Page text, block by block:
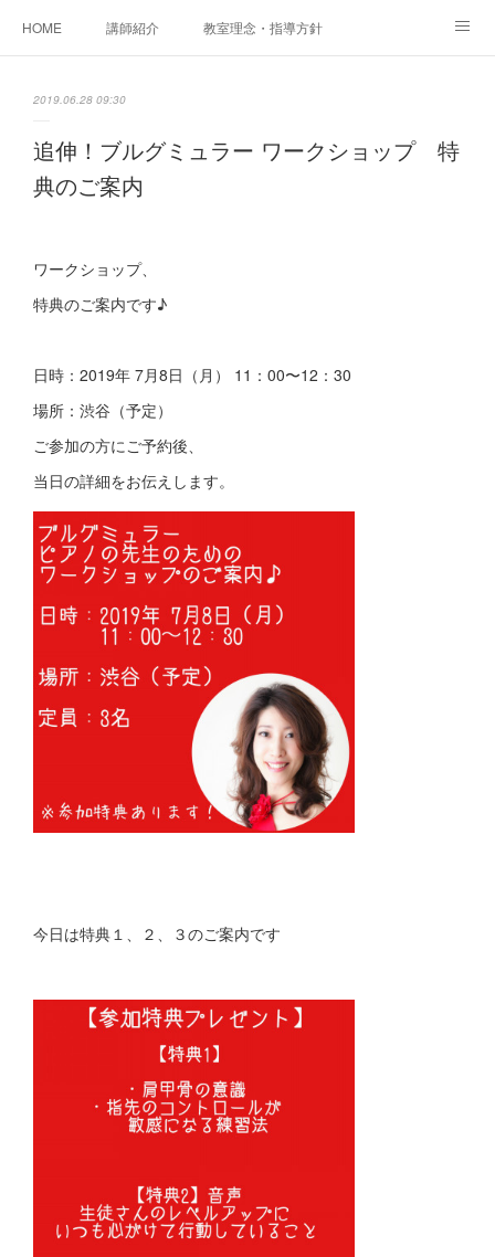
HOME 講師紹介 教室理念・指導方針
ご相談・体験レッスンお申し込み
2019.06.28 09:30
追伸！ブルグミュラー ワークショップ 特
典のご案内
ワークショップ、
特典のご案内です♪
日時：2019年 7月8日（月） 11：00〜12：30
場所：渋谷（予定）
ご参加の方にご予約後、
当日の詳細をお伝えします。
今日は特典１、２、３のご案内です